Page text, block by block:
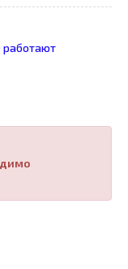
работают